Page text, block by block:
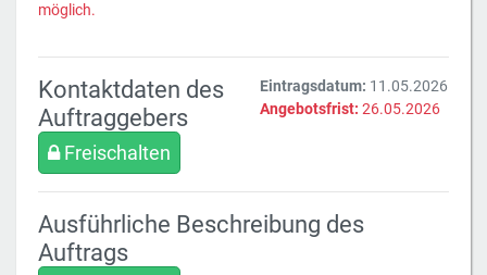
möglich.
Kontaktdaten des
Auftraggebers
Freischalten
Eintragsdatum: 11.05.2026
Angebotsfrist: 26.05.2026
Ausführliche Beschreibung des
Auftrags